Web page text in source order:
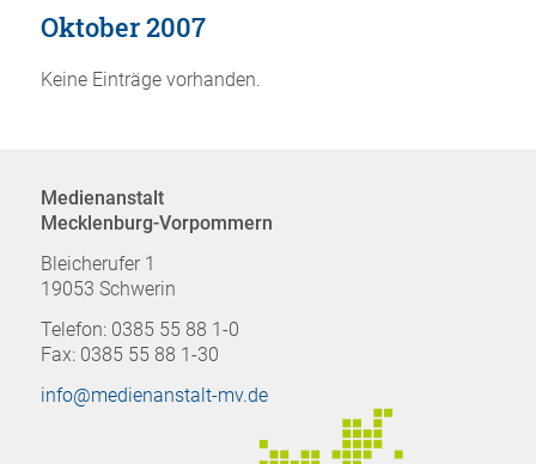
Oktober 2007
Keine Einträge vorhanden.
Medienanstalt
Mecklenburg-Vorpommern
Bleicherufer 1
19053 Schwerin
Telefon: 0385 55 88 1-0
Fax: 0385 55 88 1-30
info@medienanstalt-mv.de